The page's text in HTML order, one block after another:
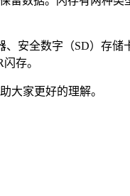
安全数字（SD）存
存。
大家更好的理解。